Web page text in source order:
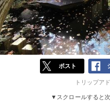
ポスト
トリップア
▼スクロールすると